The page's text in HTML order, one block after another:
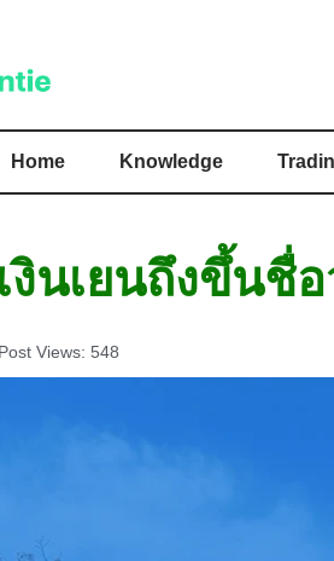
Home Knowledge
งินเยนถึงขึ้นชื่
Post Views: 548